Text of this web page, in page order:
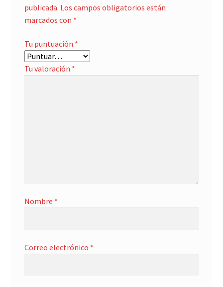
publicada. Los campos obligatorios están
marcados con *
Tu puntuación *
Tu valoración *
Nombre *
Correo electrónico *